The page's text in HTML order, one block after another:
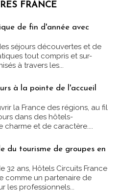
FRANCE
de fin d'année avec
séjours découvertes et de
tout compris et sur-
à travers les...
à la pointe de l'accueil
la France des régions, au fil
dans des hôtels-
charme et de caractère....
du tourisme de groupes en
32 ans, Hôtels Circuits France
comme un partenaire de
les professionnels...